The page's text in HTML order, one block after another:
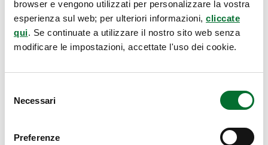
browser e vengono utilizzati per personalizzare la vostra
esperienza sul web; per ulteriori informazioni, cliccate
qui. Se continuate a utilizzare il nostro sito web senza
modificare le impostazioni, accettate l'uso dei cookie.
delNecessari
Preferenze